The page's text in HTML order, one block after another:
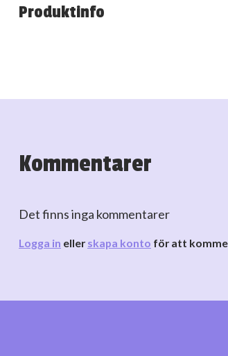
Produktinfo
Kommentarer
Det finns inga kommentarer
Logga in eller skapa konto för att